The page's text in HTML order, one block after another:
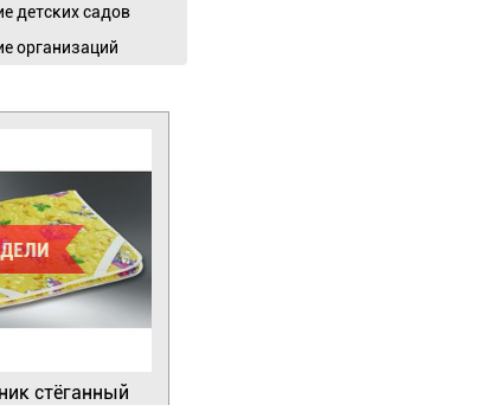
детских садов
организаций
стёганный